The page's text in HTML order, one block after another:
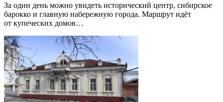
За один день можно увидеть исторический центр, сибирское
барокко и главную набережную города. Маршрут идёт
от купеческих домов…